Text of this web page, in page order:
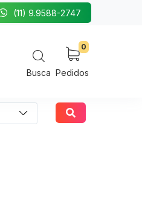
(11) 9.9588-2747
Busca
0
Pedidos